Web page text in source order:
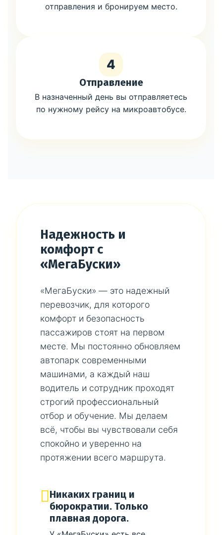
отправления и бронируем место.
4
Отправление
В назначенный день вы отправляетесь
по нужному рейсу на микроавтобусе.
Надежность и
комфорт с
«МегаБуски»
«МегаБуски» — это надежный
перевозчик, для которого
комфорт и безопасность
пассажиров стоят на первом
месте. Мы постоянно обновляем
автопарк современными
машинами, а каждый наш
водитель и сотрудник проходят
строгий профессиональный
отбор и обучение. Мы делаем
всё, чтобы вы чувствовали себя
спокойно и уверенно на
протяжении всего маршрута.
Никаких границ и
бюрократии. Только
плавная дорога.